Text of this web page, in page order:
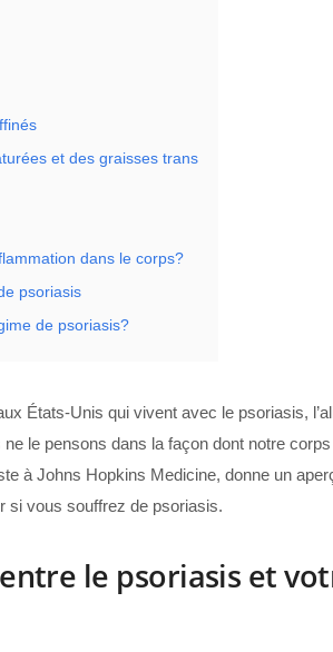
et des graisses trans
dans le corps?
psoriasis
de psoriasis?
États-Unis qui vivent avec le psoriasis,
le pensons dans la façon dont notre
à Johns Hopkins Medicine, donne un
si vous souffrez de psoriasis.
le psoriasis et